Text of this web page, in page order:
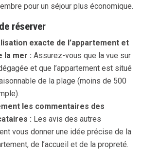
pour un séjour plus économique.
réserver
exacte de l’appartement et
la mer : Assurez-vous que la vue sur
et que l’appartement est situé
de la plage (moins de 500
les commentaires des
: Les avis des autres
vous donner une idée précise de la
de l’accueil et de la propreté.